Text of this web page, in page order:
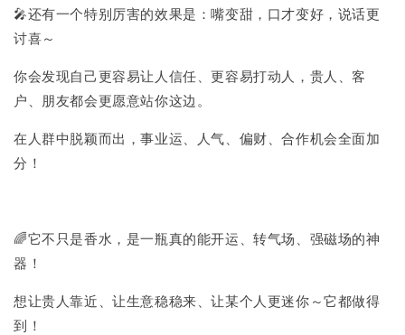
🎤还有一个特别厉害的效果是：嘴变甜，口才变好，说话更
讨喜～
你会发现自己更容易让人信任、更容易打动人，贵人、客
户、朋友都会更愿意站你这边。
在人群中脱颖而出，事业运、人气、偏财、合作机会全面加
分！
🌈它不只是香水，是一瓶真的能开运、转气场、强磁场的神
器！
想让贵人靠近、让生意稳稳来、让某个人更迷你～它都做得
到！